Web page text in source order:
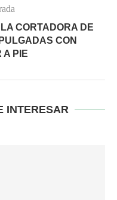
CORTADORA DE
CON
A PIE
INTERESAR